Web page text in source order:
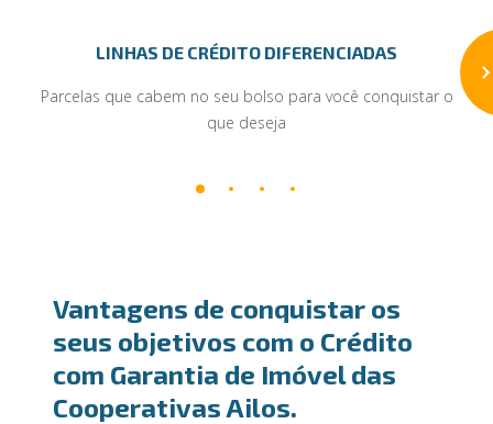
LINHAS DE CRÉDITO DIFERENCIADAS
Parcelas que cabem no seu bolso para você conquistar o
que deseja
Vantagens de conquistar os
seus objetivos com o Crédito
com Garantia de Imóvel das
Cooperativas Ailos.